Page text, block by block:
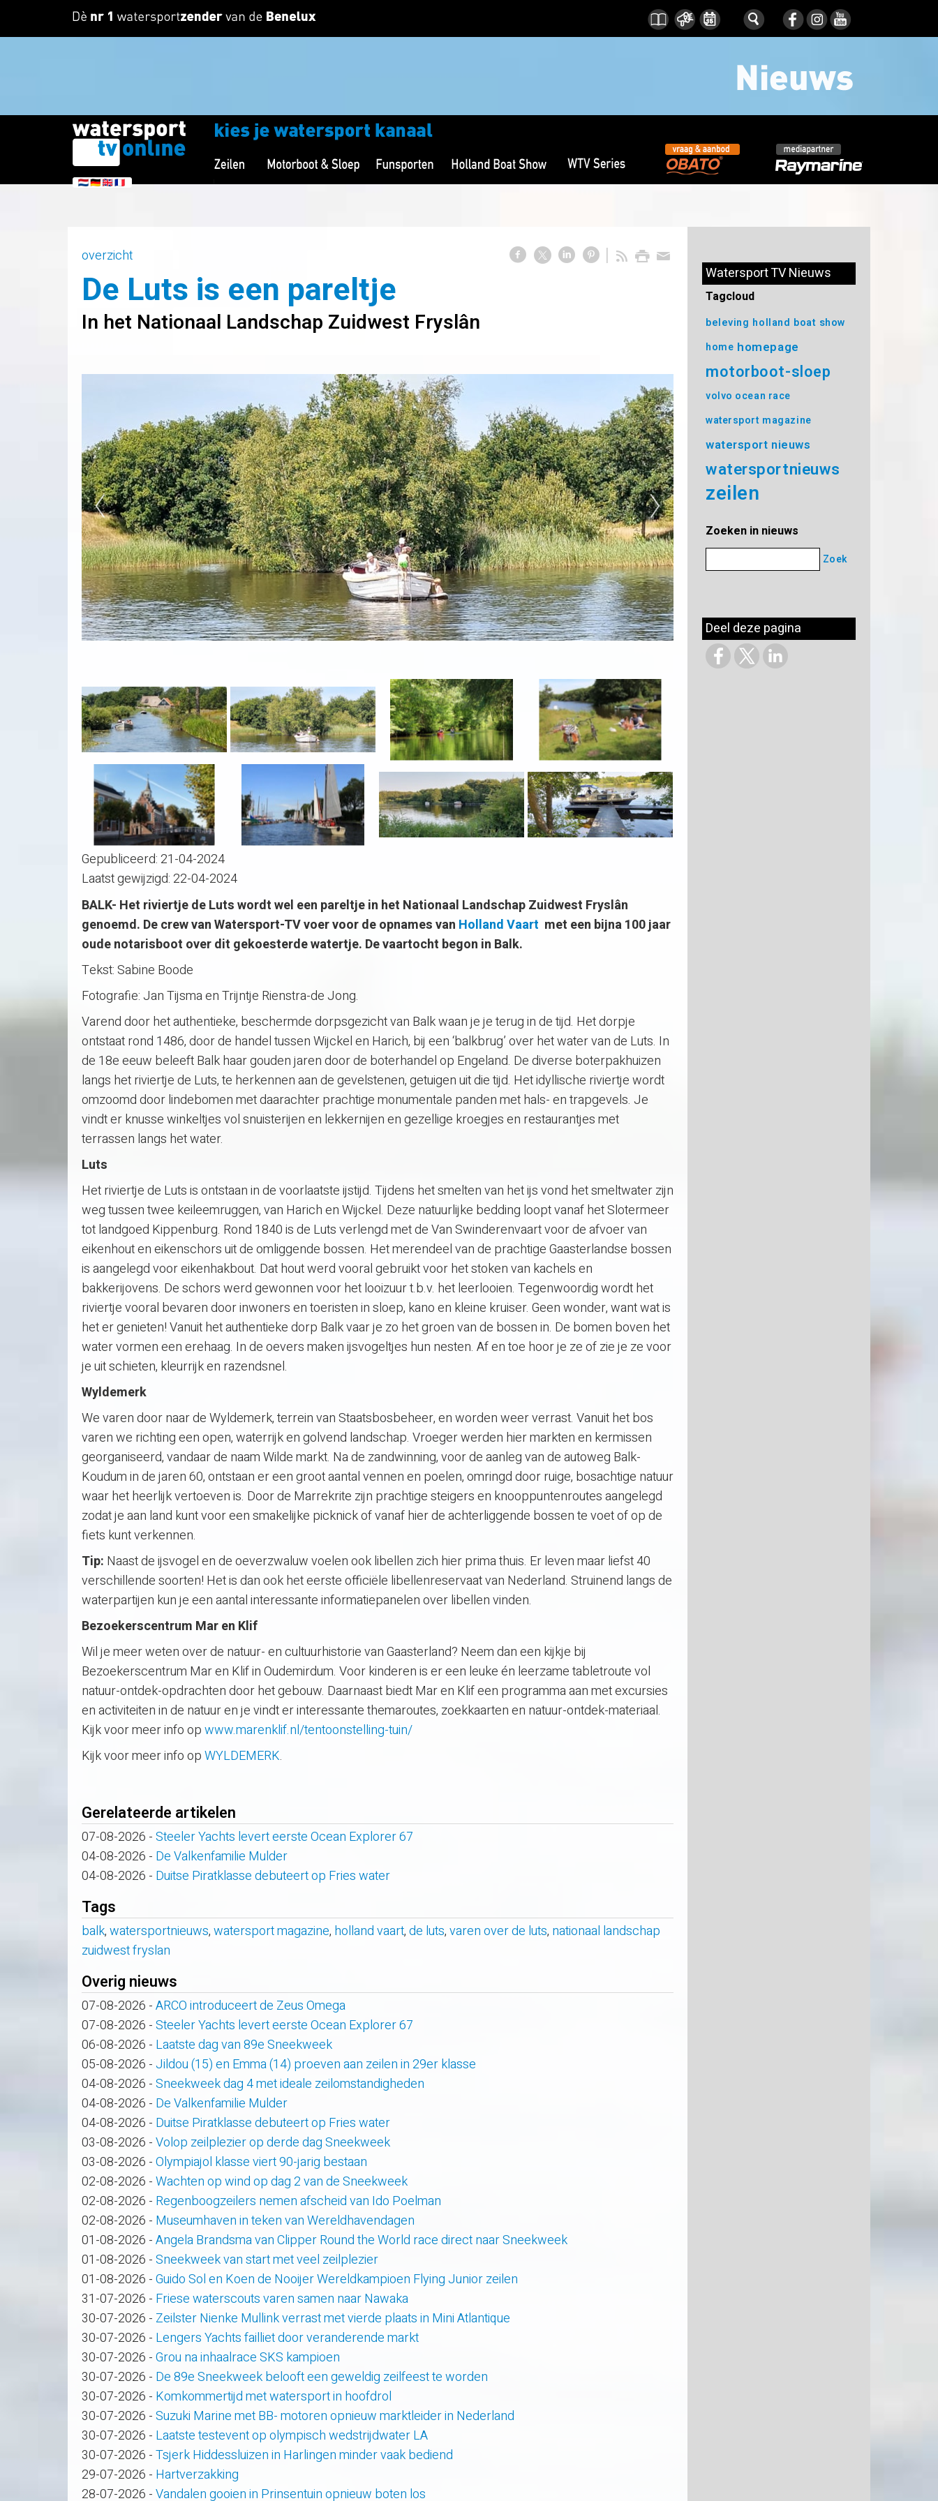
overzicht
De Luts is een pareltje
In het Nationaal Landschap Zuidwest Fryslân
Gepubliceerd:21-04-2024
Laatst gewijzigd:22-04-2024
BALK- Het riviertje de Luts wordt wel een pareltje in het Nationaal Landschap Zuidwest Fryslân
genoemd. De crew van Watersport-TV voer voor de opnames van Holland Vaart met een bijna 100 jaar
oude notarisboot over dit gekoesterde watertje. De vaartocht begon in Balk.
Tekst: Sabine Boode
Fotografie: Jan Tijsma en Trijntje Rienstra-de Jong.
Varend door het authentieke, beschermde dorpsgezicht van Balk waan je je terug in de tijd. Het dorpje
ontstaat rond 1486, door de handel tussen Wijckel en Harich, bij een ‘balkbrug’ over het water van de Luts. In
de 18e eeuw beleeft Balk haar gouden jaren door de boterhandel op Engeland. De diverse boterpakhuizen
langs het riviertje de Luts, te herkennen aan de gevelstenen, getuigen uit die tijd. Het idyllische riviertje wordt
omzoomd door lindebomen met daarachter prachtige monumentale panden met hals- en trapgevels. Je
vindt er knusse winkeltjes vol snuisterijen en lekkernijen en gezellige kroegjes en restaurantjes met
terrassen langs het water.
Luts
Het riviertje de Luts is ontstaan in de voorlaatste ijstijd. Tijdens het smelten van het ijs vond het smeltwater zijn
weg tussen twee keileemruggen, van Harich en Wijckel. Deze natuurlijke bedding loopt vanaf het Slotermeer
tot landgoed Kippenburg. Rond 1840 is de Luts verlengd met de Van Swinderenvaart voor de afvoer van
eikenhout en eikenschors uit de omliggende bossen. Het merendeel van de prachtige Gaasterlandse bossen
is aangelegd voor eikenhakbout. Dat hout werd vooral gebruikt voor het stoken van kachels en
bakkerijovens. De schors werd gewonnen voor het looizuur t.b.v. het leerlooien. Tegenwoordig wordt het
riviertje vooral bevaren door inwoners en toeristen in sloep, kano en kleine kruiser. Geen wonder, want wat is
het er genieten! Vanuit het authentieke dorp Balk vaar je zo het groen van de bossen in. De bomen boven het
water vormen een erehaag. In de oevers maken ijsvogeltjes hun nesten. Af en toe hoor je ze of zie je ze voor
je uit schieten, kleurrijk en razendsnel.
Wyldemerk
We varen door naar de Wyldemerk, terrein van Staatsbosbeheer, en worden weer verrast. Vanuit het bos
varen we richting een open, waterrijk en golvend landschap. Vroeger werden hier markten en kermissen
georganiseerd, vandaar de naam Wilde markt. Na de zandwinning, voor de aanleg van de autoweg Balk-
Koudum in de jaren 60, ontstaan er een groot aantal vennen en poelen, omringd door ruige, bosachtige natuur
waar het heerlijk vertoeven is. Door de Marrekrite zijn prachtige steigers en knooppuntenroutes aangelegd
zodat je aan land kunt voor een smakelijke picknick of vanaf hier de achterliggende bossen te voet of op de
fiets kunt verkennen.
Tip: Naast de ijsvogel en de oeverzwaluw voelen ook libellen zich hier prima thuis. Er leven maar liefst 40
verschillende soorten! Het is dan ook het eerste officiële libellenreservaat van Nederland. Struinend langs de
waterpartijen kun je een aantal interessante informatiepanelen over libellen vinden.
Bezoekerscentrum Mar en Klif
Wil je meer weten over de natuur- en cultuurhistorie van Gaasterland? Neem dan een kijkje bij
Bezoekerscentrum Mar en Klif in Oudemirdum. Voor kinderen is er een leuke én leerzame tabletroute vol
natuur-ontdek-opdrachten door het gebouw. Daarnaast biedt Mar en Klif een programma aan met excursies
en activiteiten in de natuur en je vindt er interessante themaroutes, zoekkaarten en natuur-ontdek-materiaal.
Kijk voor meer info opwww.marenklif.nl/tentoonstelling-tuin/
Kijk voor meer info opWYLDEMERK.
Gerelateerde artikelen
07-08-2026 -Steeler Yachts levert eerste Ocean Explorer 67
04-08-2026 - De Valkenfamilie Mulder
04-08-2026 - Duitse Piratklasse debuteert op Fries water
Tags
balk,watersportnieuws,watersport magazine, holland vaart,de luts,varen over de luts, nationaal landschap
zuidwest fryslan
Overig nieuws
07-08-2026 -ARCO introduceert de Zeus Omega
07-08-2026 -Steeler Yachts levert eerste Ocean Explorer 67
06-08-2026 - Laatste dag van 89e Sneekweek
05-08-2026 -Jildou (15) en Emma (14) proeven aan zeilen in 29er klasse
04-08-2026 -Sneekweek dag 4 met ideale zeilomstandigheden
04-08-2026 - De Valkenfamilie Mulder
04-08-2026 - Duitse Piratklasse debuteert op Fries water
03-08-2026 -Volop zeilplezier op derde dag Sneekweek
03-08-2026 -Olympiajol klasse viert 90-jarig bestaan
02-08-2026 -Wachten op wind op dag 2 van de Sneekweek
02-08-2026 - Regenboogzeilers nemen afscheid van Ido Poelman
02-08-2026 - Museumhaven in teken van Wereldhavendagen
01-08-2026 -Angela Brandsma van Clipper Round the World race direct naar Sneekweek
01-08-2026 -Sneekweek van start met veel zeilplezier
01-08-2026 -Guido Sol en Koen de Nooijer Wereldkampioen Flying Junior zeilen
31-07-2026 - Friese waterscouts varen samen naar Nawaka
30-07-2026 - Zeilster Nienke Mullink verrast met vierde plaats in Mini Atlantique
30-07-2026 - Lengers Yachts failliet door veranderende markt
30-07-2026 -Grou na inhaalrace SKS kampioen
30-07-2026 - De 89e Sneekweek belooft een geweldig zeilfeest te worden
30-07-2026 - Komkommertijd met watersport in hoofdrol
30-07-2026 -Suzuki Marine met BB- motoren opnieuw marktleider in Nederland
30-07-2026 - Laatste testevent op olympisch wedstrijdwater LA
30-07-2026 -Tsjerk Hiddessluizen in Harlingen minder vaak bediend
29-07-2026 - Hartverzakking
28-07-2026 -Vandalen gooien in Prinsentuin opnieuw boten los
Watersport TV Nieuws
Tagcloud
beleving holland boat show
home homepage
motorboot-sloep
volvo ocean race
watersport magazine
watersport nieuws
watersportnieuws
zeilen
Zoeken in nieuws
Zoek
Deel deze pagina